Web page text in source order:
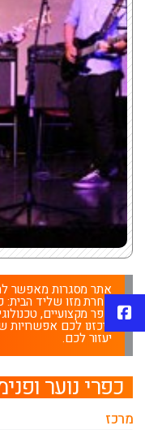
אתר מסגרות מאפשר
אחרת מזו שליד הבית:
ספר מקצועיים,
ריכזנו לכם
יעזור לכם.
כפרי נוער
מרכז
פייסבוק